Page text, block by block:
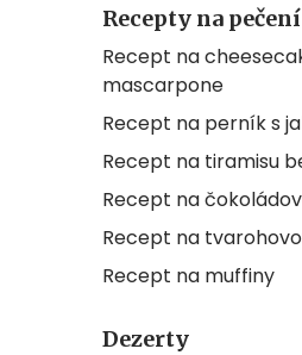
Recepty na pečení
Recept na
mascarpone
Recept na perník s
Recept na tiramisu
Recept na
Recept na
Recept na muffiny
Dezerty